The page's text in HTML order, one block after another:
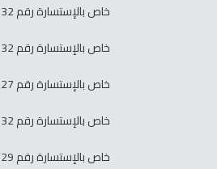
خاص بالإستسارة رقم 32 بتاريخ 2024/11/12
خاص بالإستسارة رقم 32 بتاريخ 2024/11/12
خاص بالإستسارة رقم 27 بتاريخ 2024/11/12
خاص بالإستسارة رقم 32 بتاريخ 2024/11/12
خاص بالإستسارة رقم 29 بتاريخ 2024/11/25